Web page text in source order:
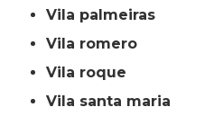
vila palmeiras
vila romero
vila roque
vila santa maria